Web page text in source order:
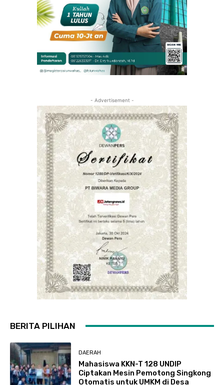
- Advertisement -
BERITA PILIHAN
DAERAH
Mahasiswa KKN-T 128 UNDIP
Ciptakan Mesin Pemotong Singkong
Otomatis untuk UMKM di Desa